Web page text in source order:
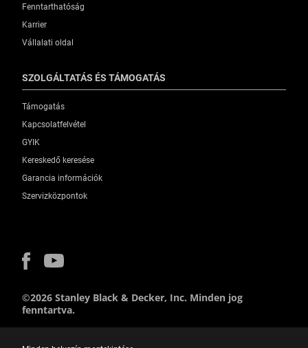
Fenntarthatóság
Karrier
Vállalati oldal
SZOLGÁLTATÁS ÉS TÁMOGATÁS
Támogatás
Kapcsolatfelvétel
GYIK
Kereskedő keresése
Garancia információk
Szervizközpontok
©2026 Stanley Black & Decker, Inc. Minden jog
fenntartva.